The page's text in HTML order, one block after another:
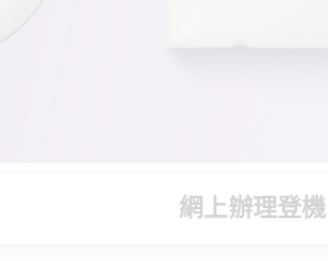
網上辦理登機